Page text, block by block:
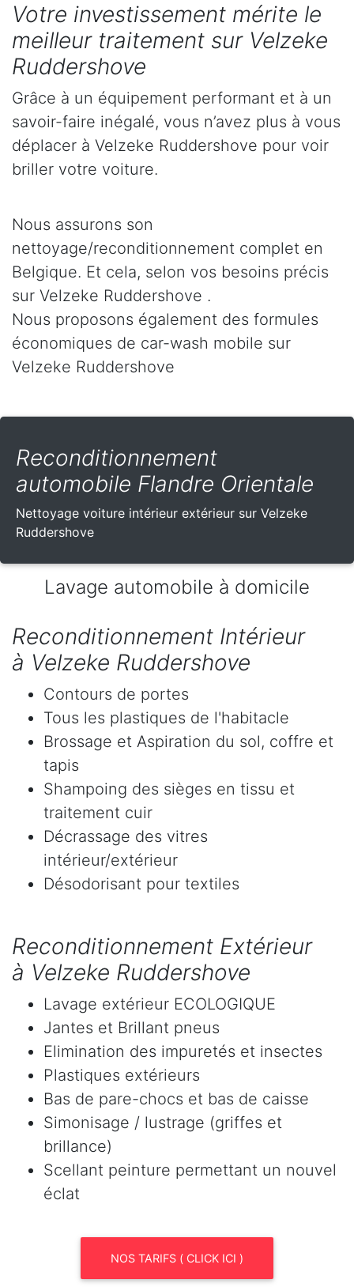
Votre investissement mérite le
meilleur traitement sur Velzeke
Ruddershove
Grâce à un équipement performant et à un
savoir-faire inégalé, vous n’avez plus à vous
déplacer à Velzeke Ruddershove pour voir
briller votre voiture.
Nous assurons son
nettoyage/reconditionnement complet en
Belgique. Et cela, selon vos besoins précis
sur Velzeke Ruddershove .
Nous proposons également des formules
économiques de car-wash mobile sur
Velzeke Ruddershove
Reconditionnement
automobile Flandre Orientale
Nettoyage voiture intérieur extérieur sur Velzeke
Ruddershove
Lavage automobile à domicile
Reconditionnement Intérieur
à Velzeke Ruddershove
Contours de portes
Tous les plastiques de l'habitacle
Brossage et Aspiration du sol, coffre et
tapis
Shampoing des sièges en tissu et
traitement cuir
Décrassage des vitres
intérieur/extérieur
Désodorisant pour textiles
Reconditionnement Extérieur
à Velzeke Ruddershove
Lavage extérieur ECOLOGIQUE
Jantes et Brillant pneus
Elimination des impuretés et insectes
Plastiques extérieurs
Bas de pare-chocs et bas de caisse
Simonisage / lustrage (griffes et
brillance)
Scellant peinture permettant un nouvel
éclat
NOS TARIFS ( CLICK ICI )